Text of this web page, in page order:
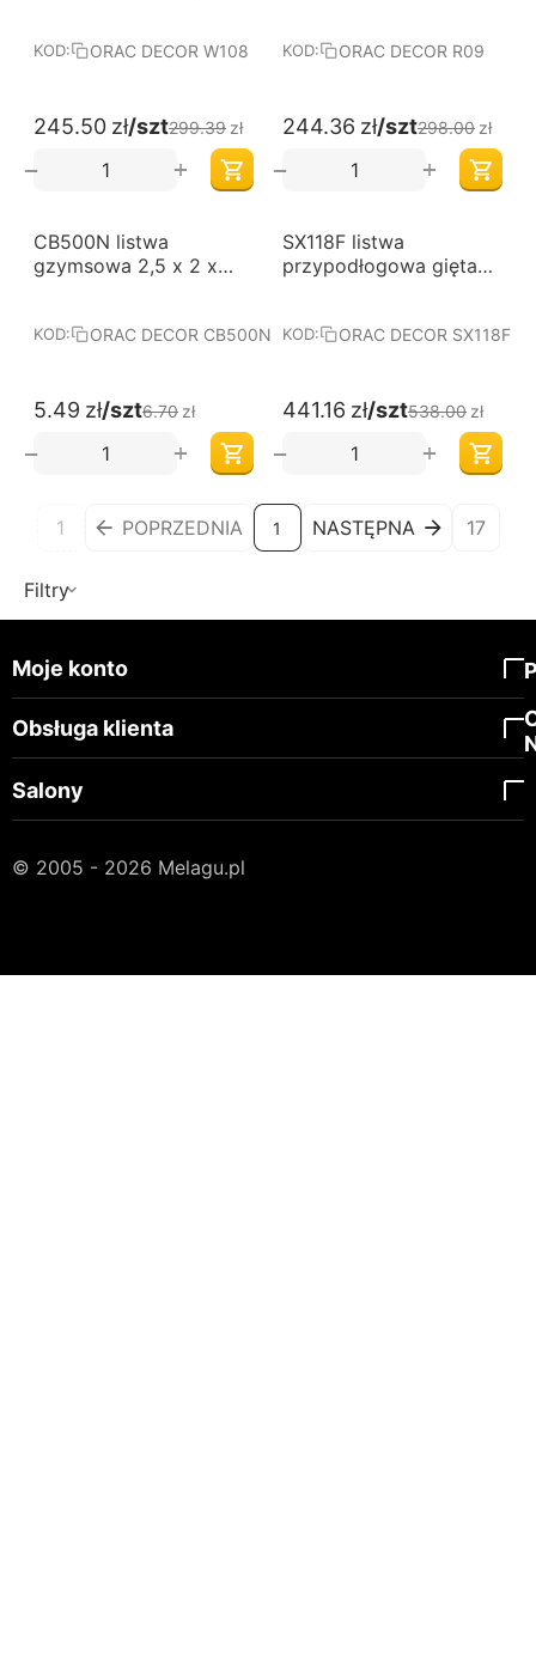
KOD: ORAC DECOR W108
245.50 zł/szt299.39 zł
+
−
KOD: ORAC DECOR R09
244.36 zł/szt298.00 zł
+
−
-18%
CB500N listwa
gzymsowa 2,5 x 2 x
KOD: ORAC DECOR CB500N
5.49 zł/szt6.70 zł
+
−
-18%
SX118F listwa
przypodłogowa gięta
KOD: ORAC DECOR SX118F
441.16 zł/szt538.00 zł
+
−
1 POPRZEDNIA 1 NASTĘPNA 17
Filtry
Moje konto
Obsługa klienta
Salony
© 2005 - 2026 Melagu.pl